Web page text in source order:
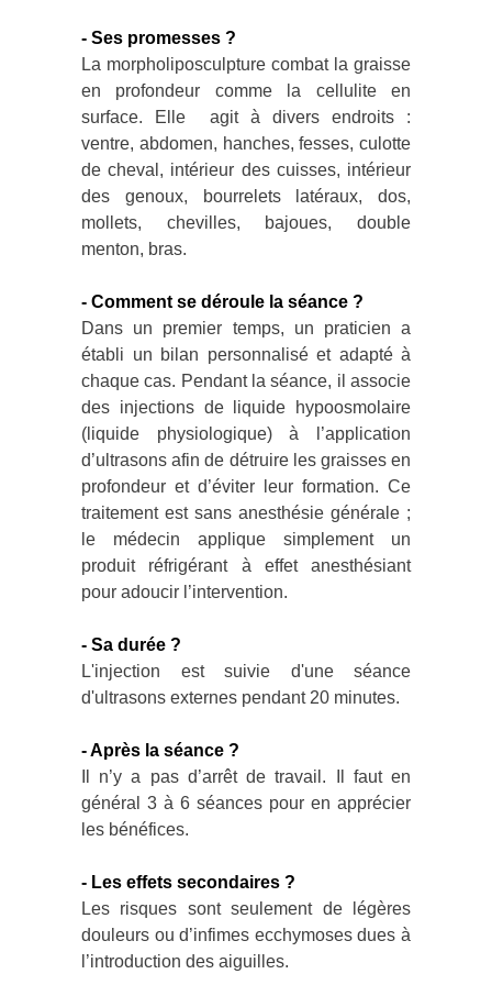
- Ses promesses ?
La morpholiposculpture combat la graisse
en profondeur comme la cellulite en
surface. Elle agit à divers endroits :
ventre, abdomen, hanches, fesses, culotte
de cheval, intérieur des cuisses, intérieur
des genoux, bourrelets latéraux, dos,
mollets, chevilles, bajoues, double
menton, bras.
- Comment se déroule la séance ?
Dans un premier temps, un praticien a
établi un bilan personnalisé et adapté à
chaque cas. Pendant la séance, il associe
des injections de liquide hypoosmolaire
(liquide physiologique) à l’application
d’ultrasons afin de détruire les graisses en
profondeur et d’éviter leur formation. Ce
traitement est sans anesthésie générale ;
le médecin applique simplement un
produit réfrigérant à effet anesthésiant
pour adoucir l’intervention.
- Sa durée ?
L'injection est suivie d'une séance
d'ultrasons externes pendant 20 minutes.
- Après la séance ?
Il n’y a pas d’arrêt de travail. Il faut en
général 3 à 6 séances pour en apprécier
les bénéfices.
- Les effets secondaires ?
Les risques sont seulement de légères
douleurs ou d’infimes ecchymoses dues à
l’introduction des aiguilles.